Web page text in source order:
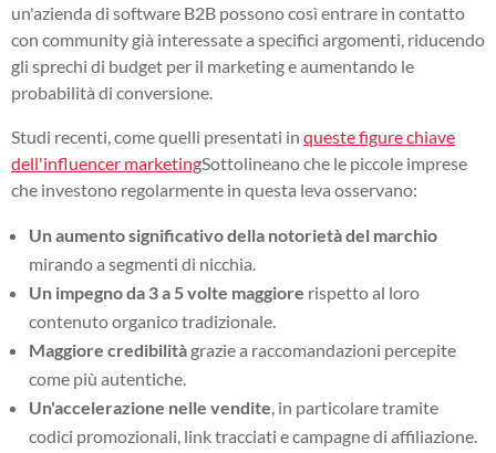
un'azienda di software B2B possono così entrare in contatto
con community già interessate a specifici argomenti, riducendo
gli sprechi di budget per il marketing e aumentando le
probabilità di conversione.
Studi recenti, come quelli presentati in queste figure chiave
dell'influencer marketingSottolineano che le piccole imprese
che investono regolarmente in questa leva osservano:
Un aumento significativo della notorietà del marchio
mirando a segmenti di nicchia.
Un impegno da 3 a 5 volte maggiore rispetto al loro
contenuto organico tradizionale.
Maggiore credibilità grazie a raccomandazioni percepite
come più autentiche.
Un'accelerazione nelle vendite, in particolare tramite
codici promozionali, link tracciati e campagne di affiliazione.